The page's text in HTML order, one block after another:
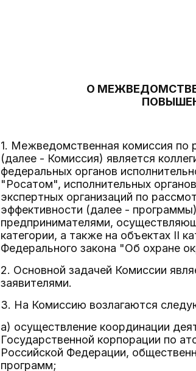
О
1. Межведомственная комиссия по
(далее - Комиссия) является
федеральных органов
"Росатом", исполнительных
экспертных организаций по
эффективности (далее -
предпринимателями,
категории, а также на объектах II
Федерального закона "Об охране
2. Основной задачей Комиссии
заявителями.
3. На Комиссию возлагаются
а) осуществление координации
Государственной корпорации по
Российской Федерации,
программ;